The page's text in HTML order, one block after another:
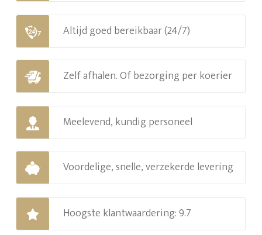
Altijd goed bereikbaar (24/7)
Zelf afhalen. Of bezorging per koerier
Meelevend, kundig personeel
Voordelige, snelle, verzekerde levering
Hoogste klantwaardering: 9.7